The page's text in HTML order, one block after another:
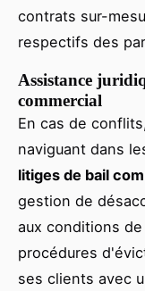
contrats sur-
respectifs des
Assistance
commercial
En cas de
naviguant dans
litiges de bail
gestion de
aux conditions
procédures
ses clients avec